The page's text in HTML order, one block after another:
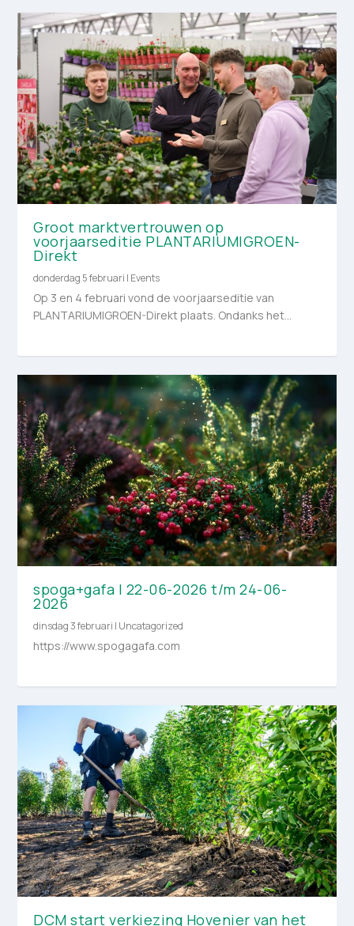
Groot marktvertrouwen op
voorjaarseditie PLANTARIUM|GROEN-
Direkt
donderdag 5 februari | Events
Op 3 en 4 februari vond de voorjaarseditie van
PLANTARIUM|GROEN-Direkt plaats. Ondanks het...
spoga+gafa | 22-06-2026 t/m 24-06-
2026
dinsdag 3 februari | Uncatagorized
https://www.spogagafa.com
DCM start verkiezing Hovenier van het